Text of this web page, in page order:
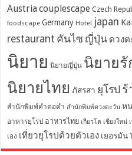
Austriacouplescape Czech
foodscape Germany Hotel japan
restaurant คันไซ ญี่ปุ่น ดวง
นิยาย นิยายญี่ปุ่น นิยายรั
นิยายไทย ภัสรสา ยุโรป ร้
สำนักพิมพ์คำต่อคำ สำนักพิมพ์ดวงตะวัน ห
อาหารยุโรป อาหารไทย เกียวโต เชียงใหม่
เอง เที่ยวยุโรปด้วยตัวเอง เยอรมัน